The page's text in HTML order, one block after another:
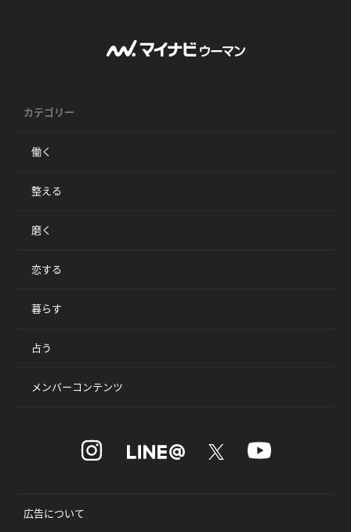
カテゴリー
働く
整える
磨く
恋する
暮らす
占う
メンバーコンテンツ
広告について